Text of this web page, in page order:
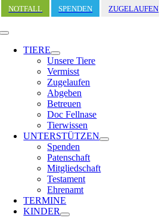
Zum
Inhalt
springen
NOTFALL SPENDEN ZUGELAUFEN
Toggle
Navigation
TIERE
Unsere Tiere
Vermisst
Zugelaufen
Abgeben
Betreuen
Doc Fellnase
Tierwissen
UNTERSTÜTZEN
Spenden
Patenschaft
Mitgliedschaft
Testament
Ehrenamt
TERMINE
KINDER